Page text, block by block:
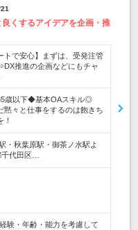
くするアイデアを企画・推
トで安心】まずは、受発注管
推進の企画などにもチャ
歳以下◆基本OAスキル◎
黙々と仕事をするのは飽きち
・秋葉原駅・御茶ノ水駅よ
代田区…
験・年齢・能力を考慮して